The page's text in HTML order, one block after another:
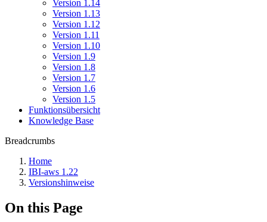
Version 1.14
Version 1.13
Version 1.12
Version 1.11
Version 1.10
Version 1.9
Version 1.8
Version 1.7
Version 1.6
Version 1.5
Funktionsübersicht
Knowledge Base
Breadcrumbs
Home
IBI-aws 1.22
Versionshinweise
On this Page